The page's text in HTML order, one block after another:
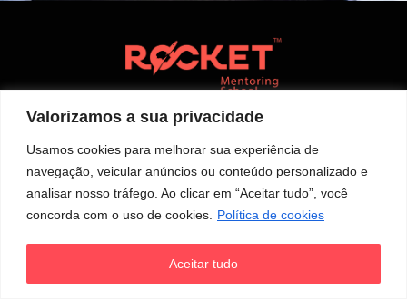
Valorizamos a sua privacidade
Usamos cookies para melhorar sua experiência de
navegação, veicular anúncios ou conteúdo personalizado e
analisar nosso tráfego. Ao clicar em “Aceitar tudo”, você
concorda com o uso de cookies.
Política de cookies
Aceitar tudo